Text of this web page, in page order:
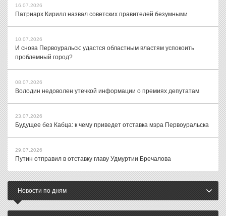
16.07.2026
Патриарх Кирилл назвал советских правителей безумными
10.07.2026
И снова Первоуральск: удастся областным властям успокоить
проблемный город?
08.07.2026
Володин недоволен утечкой информации о премиях депутатам
23.07.2026
Будущее без Кабца: к чему приведет отставка мэра Первоуральска
29.07.2026
Путин отправил в отставку главу Удмуртии Бречалова
Новости по дням